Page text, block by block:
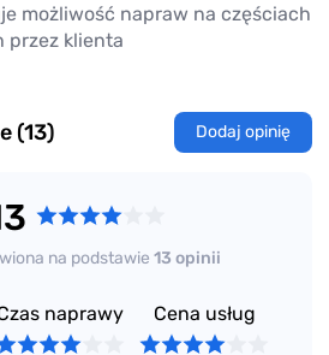
możliwość napraw na częściach
przez klienta
(13) Dodaj opinię
na podstawie 13 opinii
naprawy Cena usług